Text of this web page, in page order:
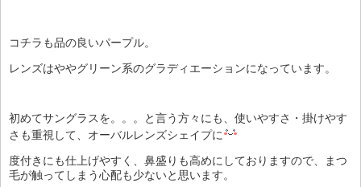
コチラも品の良いパープル。
レンズはややグリーン系のグラディエーションになっています。
初めてサングラスを。。。と言う方々にも、使いやすさ・掛けやす
さも重視して、オーバルレンズシェイプに
度付きにも仕上げやすく、鼻盛りも高めにしておりますので、まつ
毛が触ってしまう心配も少ないと思います。